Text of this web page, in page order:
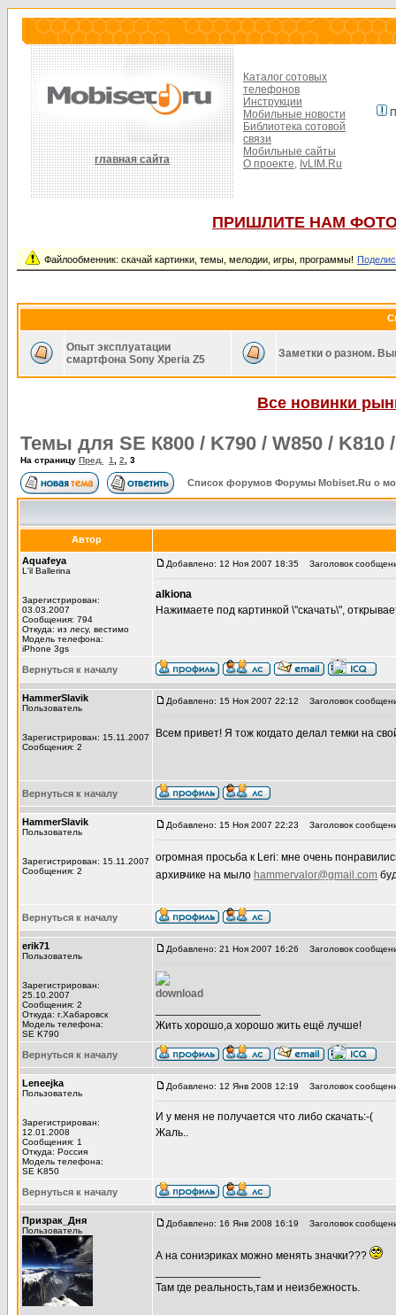
главная сайта
Каталог сотовых
телефонов
Инструкции
Мобильные новости
Библиотека сотовой
связи
Мобильные сайты
О проекте, IvLIM.Ru
ПРИШЛИТЕ НАМ
Файлообменник: скачай картинки, темы, мелодии, игры, программы!
Опыт эксплуатации
смартфона Sony Xperia Z5
Заметки о разном.
Все новинки
Темы для SE К800 / K790 / W850 / K810
На страницу Пред. 1 2 3
Список форумов Форумы Mobiset.Ru о
Автор
Aquafeya
L'il Ballerina
Зарегистрирован:
03.03.2007
Сообщения: 794
Откуда: из лесу, вестимо
Модель телефона:
iPhone 3gs
Добавлено: 12 Ноя 2007 18:35 Заголовок
alkiona
Нажимаете под картинкой \"скачать\",
Вернуться к началу
HammerSlavik
Пользователь
Зарегистрирован: 15.11.2007
Сообщения: 2
Добавлено: 15 Ноя 2007 22:12 Заголовок
Всем привет! Я тож когдато делал темки на
Вернуться к началу
HammerSlavik
Пользователь
Зарегистрирован: 15.11.2007
Сообщения: 2
Добавлено: 15 Ноя 2007 22:23 Заголовок
огромная просьба к Leri: мне очень
архивчике на мыло hammervalor@gmail.com
Вернуться к началу
erik71
Пользователь
Зарегистрирован:
25.10.2007
Сообщения: 2
Откуда: г.Хабаровск
Модель телефона:
SE K790
Добавлено: 21 Ноя 2007 16:26 Заголовок
download
Жить хорошо,а хорошо жить ещё лучше!
Вернуться к началу
Leneejka
Пользователь
Зарегистрирован:
12.01.2008
Сообщения: 1
Откуда: Россия
Модель телефона:
SE K850
Добавлено: 12 Янв 2008 12:19 Заголовок
И у меня не получается что либо скачать:-(
Жаль..
Вернуться к началу
Призрак_Дня
Пользователь
Добавлено: 16 Янв 2008 16:19 Заголовок
А на сониэриках можно менять значки???
Там где реальность,там и неизбежность.